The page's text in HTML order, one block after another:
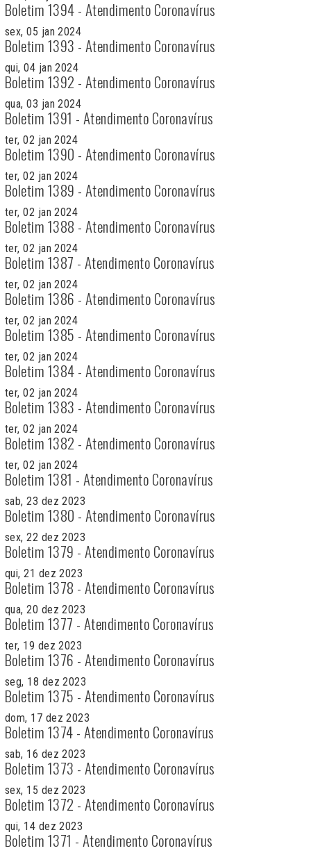
Boletim 1394 - Atendimento Coronavírus
sex, 05 jan 2024
Boletim 1393 - Atendimento Coronavírus
qui, 04 jan 2024
Boletim 1392 - Atendimento Coronavírus
qua, 03 jan 2024
Boletim 1391 - Atendimento Coronavírus
ter, 02 jan 2024
Boletim 1390 - Atendimento Coronavírus
ter, 02 jan 2024
Boletim 1389 - Atendimento Coronavírus
ter, 02 jan 2024
Boletim 1388 - Atendimento Coronavírus
ter, 02 jan 2024
Boletim 1387 - Atendimento Coronavírus
ter, 02 jan 2024
Boletim 1386 - Atendimento Coronavírus
ter, 02 jan 2024
Boletim 1385 - Atendimento Coronavírus
ter, 02 jan 2024
Boletim 1384 - Atendimento Coronavírus
ter, 02 jan 2024
Boletim 1383 - Atendimento Coronavírus
ter, 02 jan 2024
Boletim 1382 - Atendimento Coronavírus
ter, 02 jan 2024
Boletim 1381 - Atendimento Coronavírus
sab, 23 dez 2023
Boletim 1380 - Atendimento Coronavírus
sex, 22 dez 2023
Boletim 1379 - Atendimento Coronavírus
qui, 21 dez 2023
Boletim 1378 - Atendimento Coronavírus
qua, 20 dez 2023
Boletim 1377 - Atendimento Coronavírus
ter, 19 dez 2023
Boletim 1376 - Atendimento Coronavírus
seg, 18 dez 2023
Boletim 1375 - Atendimento Coronavírus
dom, 17 dez 2023
Boletim 1374 - Atendimento Coronavírus
sab, 16 dez 2023
Boletim 1373 - Atendimento Coronavírus
sex, 15 dez 2023
Boletim 1372 - Atendimento Coronavírus
qui, 14 dez 2023
Boletim 1371 - Atendimento Coronavírus